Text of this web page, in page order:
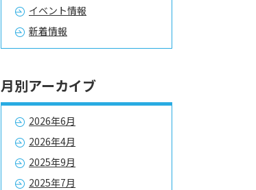
イベント情報
新着情報
月別アーカイブ
2026年6月
2026年4月
2025年9月
2025年7月